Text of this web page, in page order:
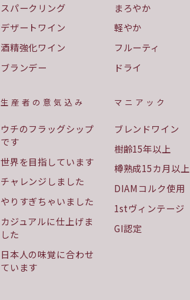
スパークリング
デザートワイン
酒精強化ワイン
ブランデー
まろやか
軽やか
フルーティ
ドライ
生産者の意気込み
ウチのフラッグシップ
です
世界を目指しています
チャレンジしました
やりすぎちゃいました
カジュアルに仕上げま
した
日本人の味覚に合わせ
ています
マニアック
ブレンドワイン
樹齢15年以上
樽熟成15カ月以上
DIAMコルク使用
1stヴィンテージ
GI認定